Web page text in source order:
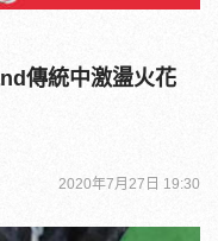
傳統中激盪火花
2020年7月27日 19:30